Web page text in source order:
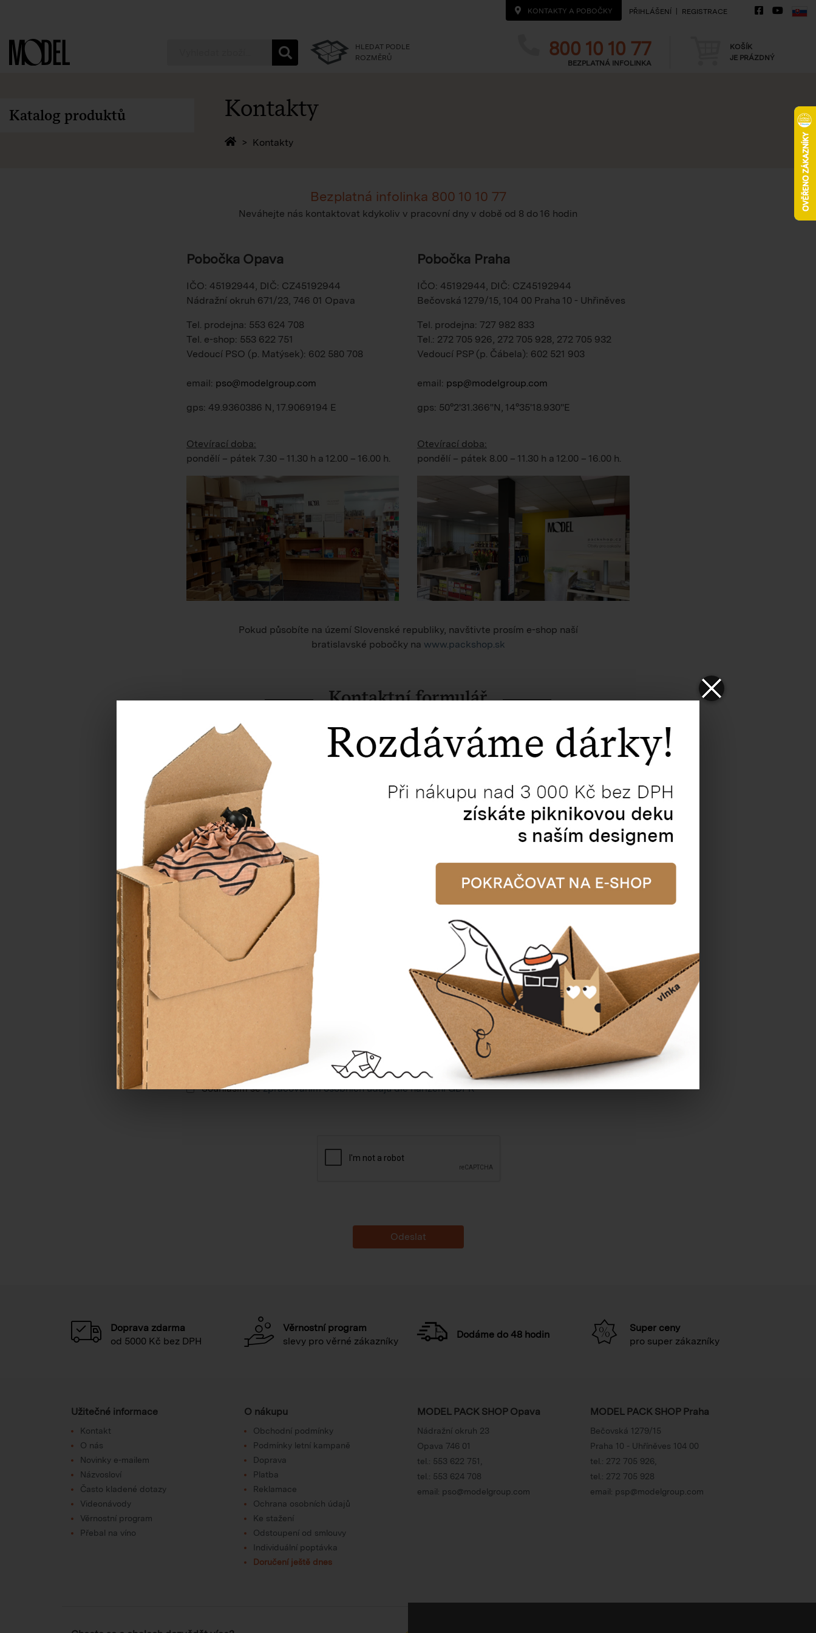
KONTAKTY A POBOČKY PŘIHLÁŠENÍ REGISTRACE
PackShop
HLEDAT PODLE
ROZMĚRŮ
Telefon
800 10 10 77
BEZPLATNÁ INFOLINKA Košík
KOŠÍK
JE PRÁZDNÝ
Katalog produktů Kontakty
Zpět na homepage
Kontakty
Bezplatná infolinka 800 10 10 77
Neváhejte nás kontaktovat kdykoliv v pracovní dny v době od 8 do 16 hodin
Pobočka Opava
IČO: 45192944, DIČ: CZ45192944
Nádražní okruh 671/23, 746 01 Opava
Tel. prodejna: 553 624 708
Tel. e-shop: 553 622 751
Vedoucí PSO (p. Matýsek): 602 580 708
email: pso@modelgroup.com
gps: 49.9360386 N, 17.9069194 E
Otevírací doba:
pondělí – pátek 7.30 – 11.30 h a 12.00 – 16.00 h.
Pobočka Praha
IČO: 45192944, DIČ: CZ45192944
Bečovská 1279/15, 104 00 Praha 10 - Uhřiněves
Tel. prodejna: 727 982 833
Tel.: 272 705 926, 272 705 928, 272 705 932
Vedoucí PSP (p. Čábela): 602 521 903
email: psp@modelgroup.com
gps: 50°2'31.366"N, 14°35'18.930"E
Otevírací doba:
pondělí – pátek 8.00 – 11.30 h a 12.00 – 16.00 h.
Pokud působíte na území Slovenské republiky, navštivte prosím e-shop naší
bratislavské pobočky na www.packshop.sk
Kontaktní formulář
Máte-li dotaz, napište nám do níže uvedeného formuláře nebo na e-mailpso@modelgroup.com
V nejbližším možném termínu odpovíme.
JMÉNO * PŘÍJMENÍ *
TELEFON
ZPRÁVA *
Souhlasím sezpracováním osobních údajů dle nařízení GDPR
Doprava zdarma
od 5000 Kč bez DPH
Věrnostní program
slevy pro věrné zákazníky
Dodáme do 48 hodin
Super ceny
pro super zákazníky
Užitečné informace
Kontakt
O nás
Novinky e-mailem
Názvosloví
Často kladené dotazy
Videonávody
Věrnostní program
Přebal na víno
O nákupu
Obchodní podmínky
Podmínky letní kampaně
Doprava
Platba
Reklamace
Ochrana osobních údajů
Ke stažení
Odstoupení od smlouvy
Individuální poptávka
Doručení ještě dnes
MODEL PACK SHOP Opava
Nádražní okruh 23
Opava 746 01
tel.: 553 622 751,
tel.: 553 624 708
email: pso@modelgroup.com
MODEL PACK SHOP Praha
Bečovská 1279/15
Praha 10 - Uhříněves 104 00
tel.: 272 705 926,
tel.: 272 705 928
email: psp@modelgroup.com